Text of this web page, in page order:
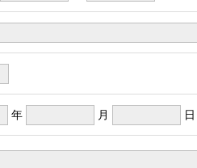
年 月 日